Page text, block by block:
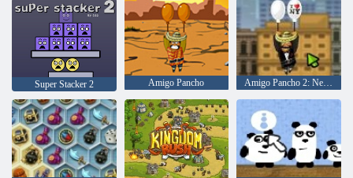
Super Stacker 2 Amigo Pancho Amigo Pancho 2: New York Party